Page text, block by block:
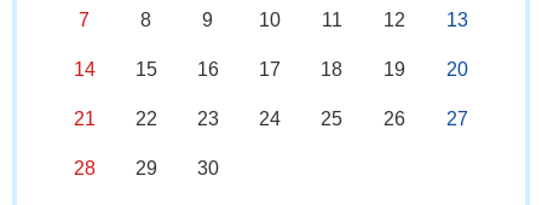
7 8 9 10 11 12 13
14 15 16 17 18 19 20
21 22 23 24 25 26 27
28 29 30